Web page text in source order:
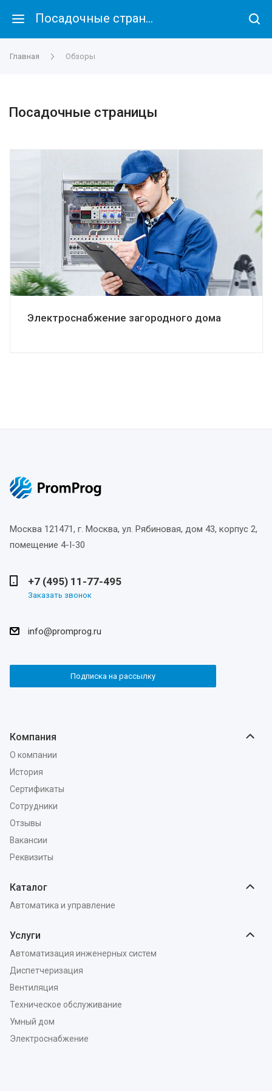
Посадочные страницы
Главная Обзоры
Посадочные страницы
Электроснабжение загородного дома
Москва 121471, г. Москва, ул. Рябиновая, дом 43, корпус 2,
помещение 4-I-30
+7 (495) 11-77-495
Заказать звонок
info@promprog.ru
Подписка на рассылку
Компания
О компании
История
Сертификаты
Сотрудники
Отзывы
Вакансии
Реквизиты
Каталог
Автоматика и управление
Услуги
Автоматизация инженерных систем
Диспетчеризация
Вентиляция
Техническое обслуживание
Умный дом
Электроснабжение